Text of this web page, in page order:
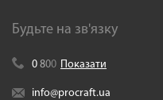
Будьте на зв'язку
0 800 Показати
info@procraft.ua